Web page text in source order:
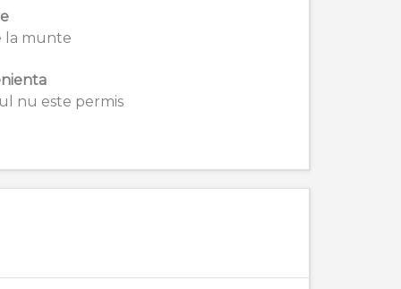
la munte
nu este permis